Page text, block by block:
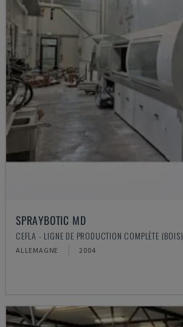
SPRAYBOTIC MD
CEFLA - LIGNE DE PRODUCTION COMPLÈTE (BOIS)
ALLEMAGNE 2004